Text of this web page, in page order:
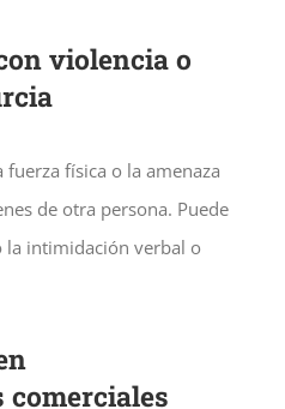
violencia o
física o la amenaza
de otra persona. Puede
la intimidación verbal o
comerciales